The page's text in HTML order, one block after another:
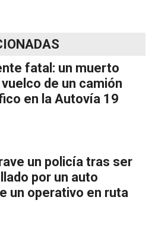
fatal: un muerto
de un camión
en la Autovía 19
un policía tras ser
por un auto
un operativo en ruta